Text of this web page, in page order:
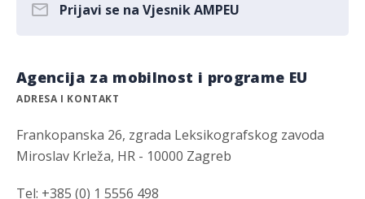
Prijavi se na Vjesnik AMPEU
Agencija za mobilnost i programe EU
ADRESA I KONTAKT
Frankopanska 26, zgrada Leksikografskog zavoda
Miroslav Krleža, HR - 10000 Zagreb
Tel: +385 (0) 1 5556 498